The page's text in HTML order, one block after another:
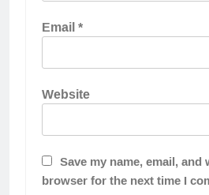
Email*
Website
Save my name, email,
browser for the next time I